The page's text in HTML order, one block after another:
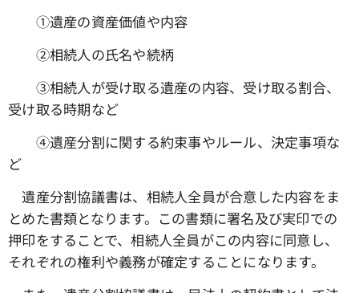
①遺産の資産価値や内容
➁相続人の氏名や続柄
③相続人が受け取る遺産の内容、受け取る割合、
受け取る時期など
④遺産分割に関する約束事やルール、決定事項な
ど
遺産分割協議書は、相続人全員が合意した内容をま
とめた書類となります。この書類に署名及び実印での
押印をすることで、相続人全員がこの内容に同意し、
それぞれの権利や義務が確定することになります。